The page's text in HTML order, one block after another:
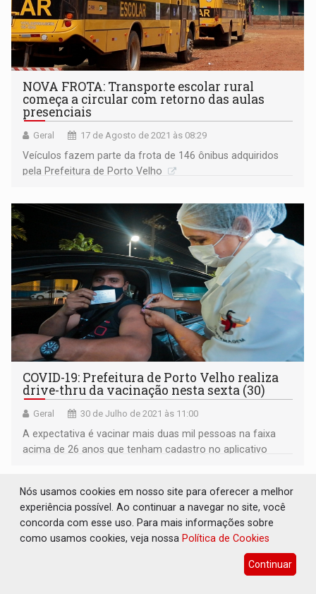
NOVA FROTA: Transporte escolar rural
começa a circular com retorno das aulas
presenciais
Geral 17 de Agosto de 2021 às 08:29
Veículos fazem parte da frota de 146 ônibus adquiridos
pela Prefeitura de Porto Velho
COVID-19: Prefeitura de Porto Velho realiza
drive-thru da vacinação nesta sexta (30)
Geral 30 de Julho de 2021 às 11:00
A expectativa é vacinar mais duas mil pessoas na faixa
acima de 26 anos que tenham cadastro no aplicativo
Nós usamos cookies em nosso site para oferecer a melhor
experiência possível. Ao continuar a navegar no site, você
concorda com esse uso. Para mais informações sobre
como usamos cookies, veja nossa Política de Cookies
Continuar